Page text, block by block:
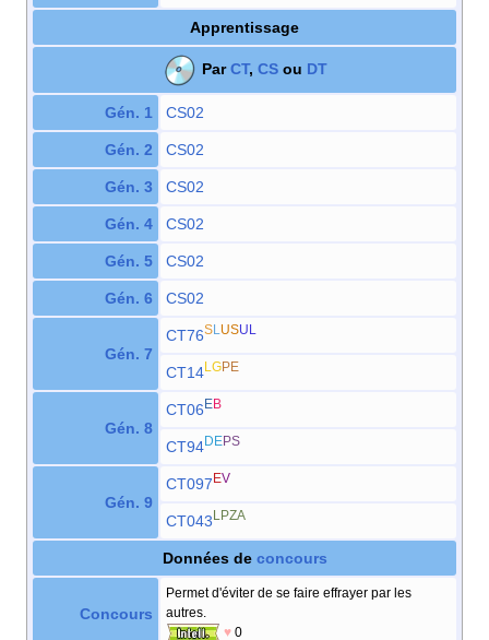
Apprentissage
ParCT, CSou DT
Gén. 1 CS02
Gén. 2 CS02
Gén. 3 CS02
Gén. 4 CS02
Gén. 5 CS02
Gén. 6 CS02
Gén. 7
CT76S USUL
CT14 LGPE
Gén. 8
CT06 EB
CT94DEPS
Gén. 9
CT097 EV
CT043 LPZA
Données de concours
Concours
Permet d'éviter de se faire effrayer par les
autres.
♥ 0